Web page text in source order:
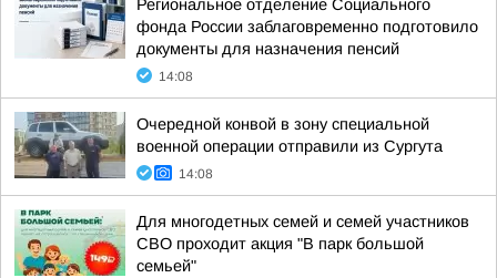
Региональное отделение Социального
фонда России заблаговременно подготовило
документы для назначения пенсий
14:08
Очередной конвой в зону специальной
военной операции отправили из Сургута
14:08
Для многодетных семей и семей участников
СВО проходит акция "В парк большой
семьей"